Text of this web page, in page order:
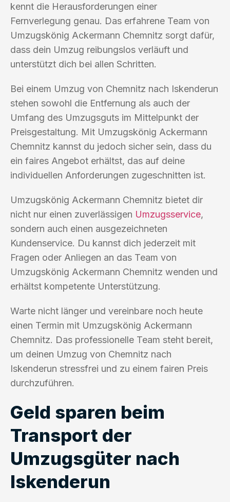
kennt die Herausforderungen einer
Fernverlegung genau. Das erfahrene Team von
Umzugskönig Ackermann Chemnitz sorgt dafür,
dass dein Umzug reibungslos verläuft und
unterstützt dich bei allen Schritten.
Bei einem Umzug von Chemnitz nach Iskenderun
stehen sowohl die Entfernung als auch der
Umfang des Umzugsguts im Mittelpunkt der
Preisgestaltung. Mit Umzugskönig Ackermann
Chemnitz kannst du jedoch sicher sein, dass du
ein faires Angebot erhältst, das auf deine
individuellen Anforderungen zugeschnitten ist.
Umzugskönig Ackermann Chemnitz bietet dir
nicht nur einen zuverlässigen Umzugsservice,
sondern auch einen ausgezeichneten
Kundenservice. Du kannst dich jederzeit mit
Fragen oder Anliegen an das Team von
Umzugskönig Ackermann Chemnitz wenden und
erhältst kompetente Unterstützung.
Warte nicht länger und vereinbare noch heute
einen Termin mit Umzugskönig Ackermann
Chemnitz. Das professionelle Team steht bereit,
um deinen Umzug von Chemnitz nach
Iskenderun stressfrei und zu einem fairen Preis
durchzuführen.
Geld sparen beim
Transport der
Umzugsgüter nach
Iskenderun